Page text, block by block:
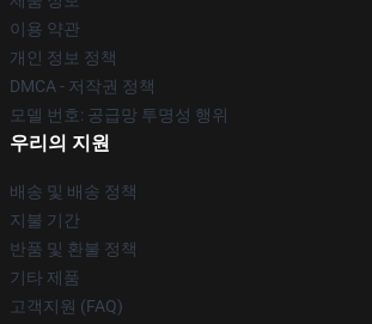
이용 약관
개인 정보 정책
DMCA - 저작권 정책
모델 번호: 공급망 투명성 행위
우리의 지원
배송 및 배송 정책
지불 기간
반품 및 환불 정책
기타 제품
고객지원 (FAQ)